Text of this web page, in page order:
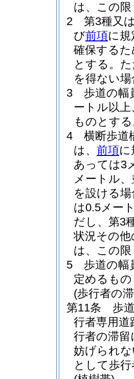
は、この
2
第3種又
び前項に
確保する
とする。
を得ない
3
歩道の幅
ートル以
ものとす
4
横断歩道
は、 前項に
あっては3
メートル
を設ける
は0.5メー
だし、第3
状況その
は、この
5
歩道の幅
定めるも
(歩行者の
第11条
歩
行者専用道
行者の滞
妨げられ
として歩